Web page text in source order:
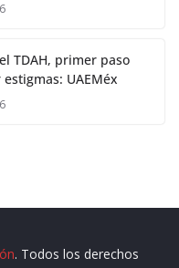
TDAH, primer paso
UAEMéx
. Todos los derechos